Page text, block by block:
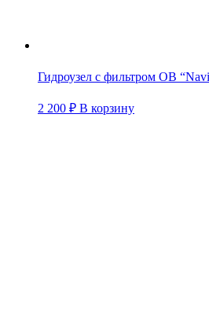
Гидроузел с фильтром OB
2 200 ₽ В корзину